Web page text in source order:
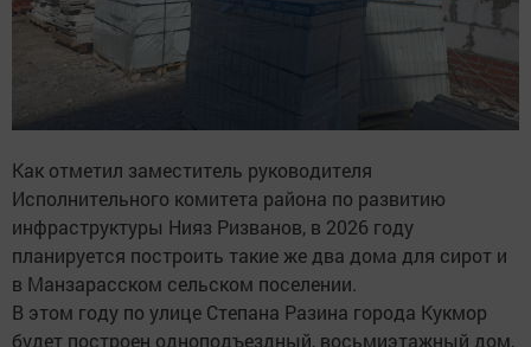
Как отметил заместитель руководителя
Исполнительного комитета района по развитию
инфраструктуры Нияз Ризванов, в 2026 году
планируется построить такие же два дома для сирот и
в Манзарасском сельском поселении.
В этом году по улице Степана Разина города Кукмор
будет построен одноподъездный, восьмиэтажный дом,